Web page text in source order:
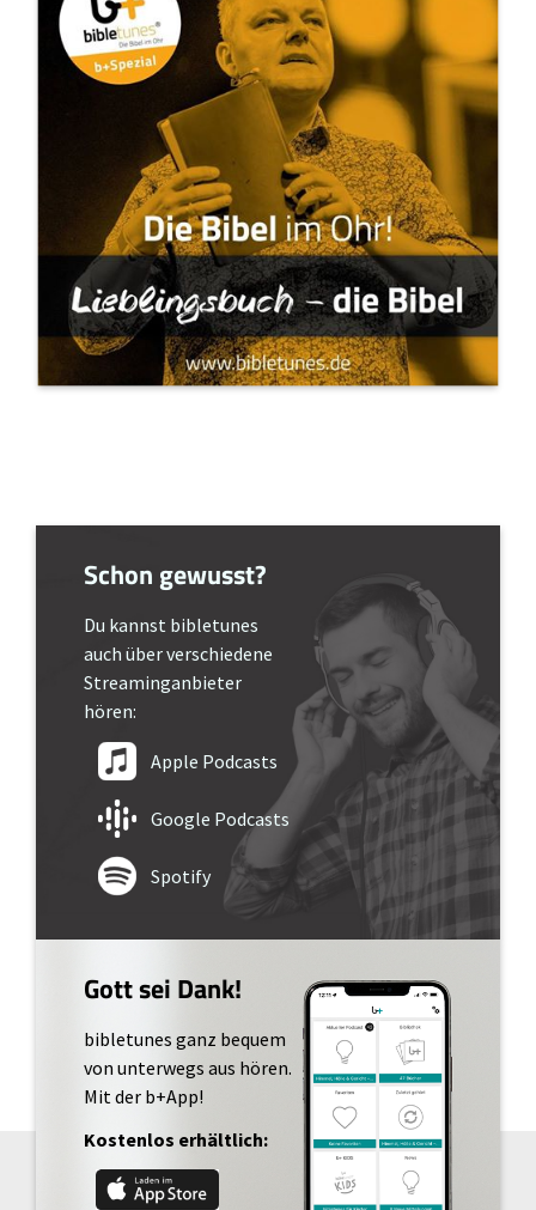
Schon gewusst?
Du kannst bibletunes
auch über verschiedene
Streaminganbieter
hören:
Apple Podcasts
Google Podcasts
Spotify
Gott sei Dank!
bibletunes ganz bequem
von unterwegs aus hören.
Mit der b+App!
Kostenlos erhältlich: